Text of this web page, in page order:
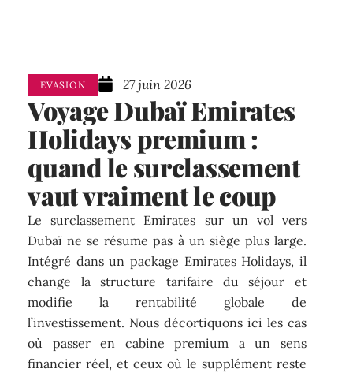
EVASION 27 juin 2026
Voyage Dubaï Emirates
Holidays premium :
quand le surclassement
vaut vraiment le coup
Le surclassement Emirates sur un vol vers
Dubaï ne se résume pas à un siège plus large.
Intégré dans un package Emirates Holidays, il
change la structure tarifaire du séjour et
modifie la rentabilité globale de
l’investissement. Nous décortiquons ici les cas
où passer en cabine premium a un sens
financier réel, et ceux où le supplément reste